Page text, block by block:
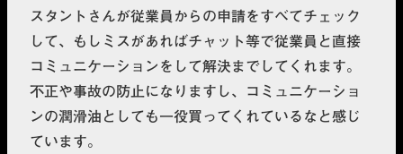
スタントさんが従業員からの申請をすべてチェック
して、もしミスがあればチャット等で従業員と直接
コミュニケーションをして解決までしてくれます。
不正や事故の防止になりますし、コミュニケーショ
ンの潤滑油としても一役買ってくれている なと感じ
ています。